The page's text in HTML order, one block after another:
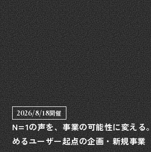
N=1の声を、事業の可能性に変える
めるユーザー起点の企画・新規事業
2026/8/18開催